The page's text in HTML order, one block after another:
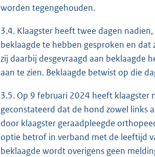
worden tegengehouden.
3.4. Klaagster heeft twee dagen
beklaagde te hebben gesproken en
zij daarbij desgevraagd aan beklaagde
aan te zien. Beklaagde betwist op die
3.5. Op 9 februari 2024 heeft klaagster
geconstateerd dat de hond zowel links
door klaagster geraadpleegde
optie betrof in verband met de leeftijd
beklaagde wordt overigens geen